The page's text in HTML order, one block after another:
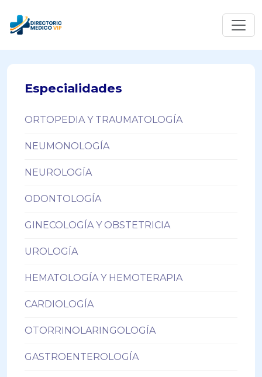
Especialidades
ORTOPEDIA Y TRAUMATOLOGÍA
NEUMONOLOGÍA
NEUROLOGÍA
ODONTOLOGÍA
GINECOLOGÍA Y OBSTETRICIA
UROLOGÍA
HEMATOLOGÍA Y HEMOTERAPIA
CARDIOLOGÍA
OTORRINOLARINGOLOGÍA
GASTROENTEROLOGÍA